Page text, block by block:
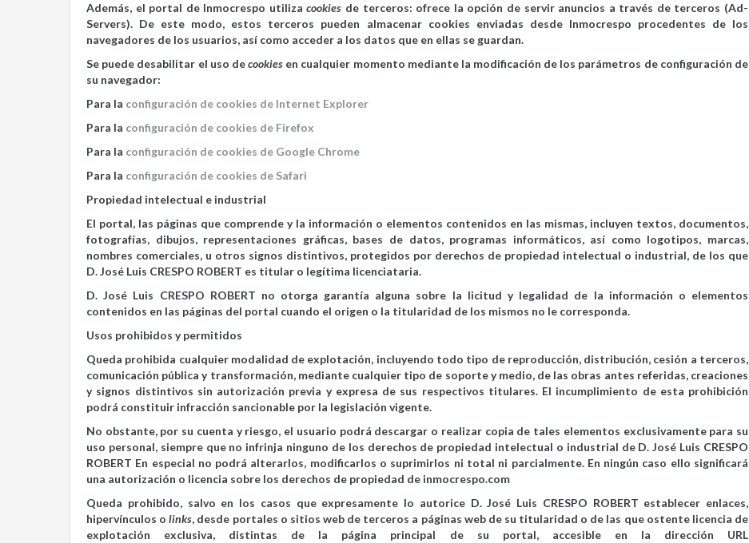
Además, el portal de Inmocrespo utilizacookies de terceros: ofrece la opción de servir anuncios a través de terceros (Ad-
Servers). De este modo, estos terceros pueden almacenar cookies enviadas desde Inmocrespo procedentes de los
navegadores de los usuarios, así como acceder a los datos que en ellas se guardan.
Se puede desabilitar el uso decookies en cualquier momento mediante la modificación de los parámetros de configuración de
su navegador:
Para la configuración de cookies de Internet Explorer
Para la configuración de cookies de Firefox
Para la configuración de cookies de Google Chrome
Para la configuración de cookies de Safari
Propiedad intelectual e industrial
El portal, las páginas que comprende y la información o elementos contenidos en las mismas, incluyen textos, documentos,
fotografías, dibujos, representaciones gráficas, bases de datos, programas informáticos, así como logotipos, marcas,
nombres comerciales, u otros signos distintivos, protegidos por derechos de propiedad intelectual o industrial, de los que
D. José Luis CRESPO ROBERT es titular o legítima licenciataria.
D. José Luis CRESPO ROBERT no otorga garantía alguna sobre la licitud y legalidad de la información o elementos
contenidos en las páginas del portal cuando el origen o la titularidad de los mismos no le corresponda.
Usos prohibidos y permitidos
Queda prohibida cualquier modalidad de explotación, incluyendo todo tipo de reproducción, distribución, cesión a terceros,
comunicación pública y transformación, mediante cualquier tipo de soporte y medio, de las obras antes referidas, creaciones
y signos distintivos sin autorización previa y expresa de sus respectivos titulares. El incumplimiento de esta prohibición
podrá constituir infracción sancionable por la legislación vigente.
No obstante, por su cuenta y riesgo, el usuario podrá descargar o realizar copia de tales elementos exclusivamente para su
uso personal, siempre que no infrinja ninguno de los derechos de propiedad intelectual o industrial de D. José Luis CRESPO
ROBERT En especial no podrá alterarlos, modificarlos o suprimirlos ni total ni parcialmente. En ningún caso ello significará
una autorización o licencia sobre los derechos de propiedad de inmocrespo.com
Queda prohibido, salvo en los casos que expresamente lo autorice D. José Luis CRESPO ROBERT establecer enlaces,
hipervínculos olinks, desde portales o sitios web de terceros a páginas web de su titularidad o de las que ostente licencia de
explotación exclusiva, distintas de la página principal de su portal, accesible en la dirección URL